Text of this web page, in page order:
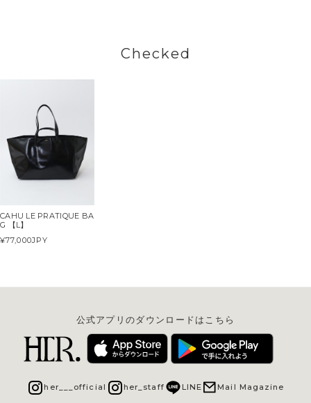
Checked
CAHU LE PRATIQUE BA
G 【L】
¥77,000JPY
公式アプリのダウンロードはこちら
her___official her_staff LINE Mail Magazine